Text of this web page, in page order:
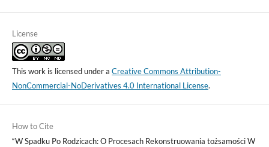
License
This work is licensed under a Creative Commons Attribution-
NonCommercial-NoDerivatives 4.0 International License.
How to Cite
“W Spadku Po Rodzicach: O Procesach Rekonstruowania tożsamości W